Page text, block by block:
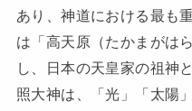
あり、神道における最も
は「高天原（たかまがは
し、日本の天皇家の祖神
照大神は、「光」「太陽